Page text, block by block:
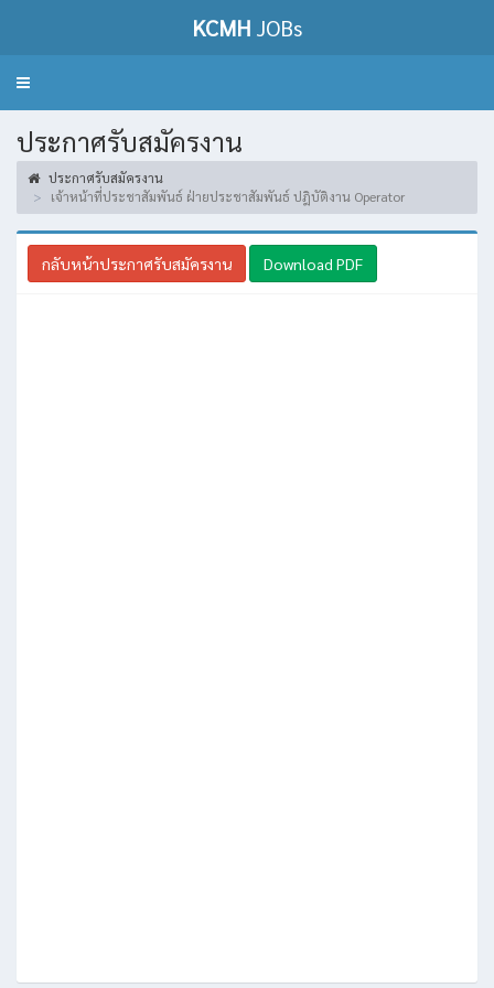
KCMH JOBs
Toggle
ประกาศรับสมัครงาน
ประกาศรับสมัครงาน
เจ้าหน้าที่ประชาสัมพันธ์ ฝ่ายประชาสัมพันธ์ ปฎิบัติงาน Operator
กลับหน้าประกาศรับสมัครงาน Download PDF